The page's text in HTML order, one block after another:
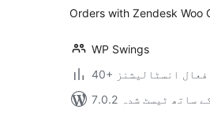
Orders with Zendesk Woo
WP Swings
40+ فعال انسٹالیشنز
کے ساتھ ٹیسٹ شدہ